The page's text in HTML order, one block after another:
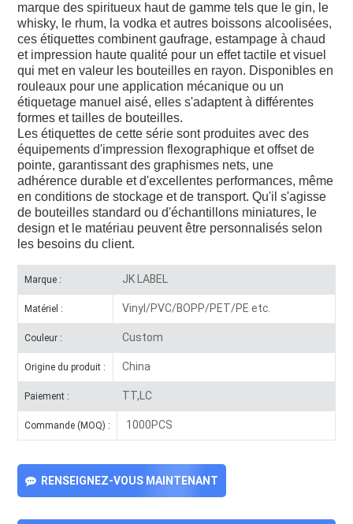
marque des spiritueux haut de gamme tels que le gin, le
whisky, le rhum, la vodka et autres boissons alcoolisées,
ces étiquettes combinent gaufrage, estampage à chaud
et impression haute qualité pour un effet tactile et visuel
qui met en valeur les bouteilles en rayon. Disponibles en
rouleaux pour une application mécanique ou un
étiquetage manuel aisé, elles s'adaptent à différentes
formes et tailles de bouteilles.
Les étiquettes de cette série sont produites avec des
équipements d'impression flexographique et offset de
pointe, garantissant des graphismes nets, une
adhérence durable et d'excellentes performances, même
en conditions de stockage et de transport. Qu'il s'agisse
de bouteilles standard ou d'échantillons miniatures, le
design et le matériau peuvent être personnalisés selon
les besoins du client.
Marque : JK LABEL
Matériel : Vinyl/PVC/BOPP/PET/PE etc.
Couleur : Custom
Origine du produit : China
Paiement : TT,LC
Commande (MOQ) : 1000PCS
RENSEIGNEZ-VOUS MAINTENANT